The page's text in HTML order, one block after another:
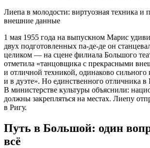
Лиепа в молодости: виртуозная техника и
внешние данные
1 мая 1955 года на выпускном Марис
двух подготовленных па-де-де он
целиком — на сцене филиала Большого
отметила «танцовщика с прекрасными
и отличной техникой, одинаково сильного
и в дуэте». Но единственного отличника в
В министерстве культуры объяснили:
должны закрепляться на местах. Лиепу
в Ригу.
Путь в Большой: один
всё